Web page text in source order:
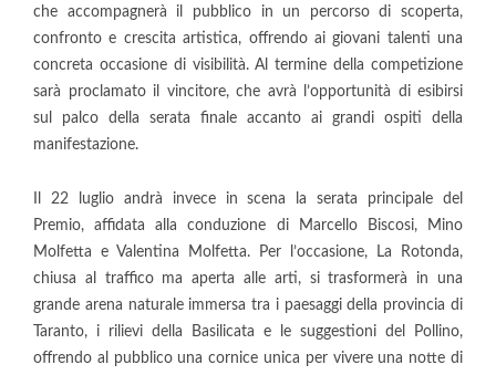
che accompagnerà il pubblico in un percorso di scoperta,
confronto e crescita artistica, offrendo ai giovani talenti una
concreta occasione di visibilità. Al termine della competizione
sarà proclamato il vincitore, che avrà l’opportunità di esibirsi
sul palco della serata finale accanto ai grandi ospiti della
manifestazione.
Il 22 luglio andrà invece in scena la serata principale del
Premio, affidata alla conduzione di Marcello Biscosi, Mino
Molfetta e Valentina Molfetta. Per l’occasione, La Rotonda,
chiusa al traffico ma aperta alle arti, si trasformerà in una
grande arena naturale immersa tra i paesaggi della provincia di
Taranto, i rilievi della Basilicata e le suggestioni del Pollino,
offrendo al pubblico una cornice unica per vivere una notte di